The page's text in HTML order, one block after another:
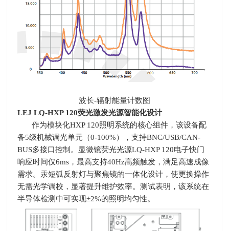
波长-辐射能量计数图
LEJ LQ-HXP 120荧光激发光源智能化设计
作为模块化HXP 120照明系统的核心组件，该设备配
备5级机械调光单元（0-100%），支持BNC/USB/CAN-
BUS多接口控制。显微镜荧光光源LQ-HXP 120电子快门
响应时间仅6ms ，最高支持40Hz高频触发，满足高速成像
需求。汞短弧反射灯与聚焦镜的一体化设计，使更换操作
无需光学调校，显著提升维护效率。测试表明，该系统在
半导体检测中可实现±2%的照明均匀性。